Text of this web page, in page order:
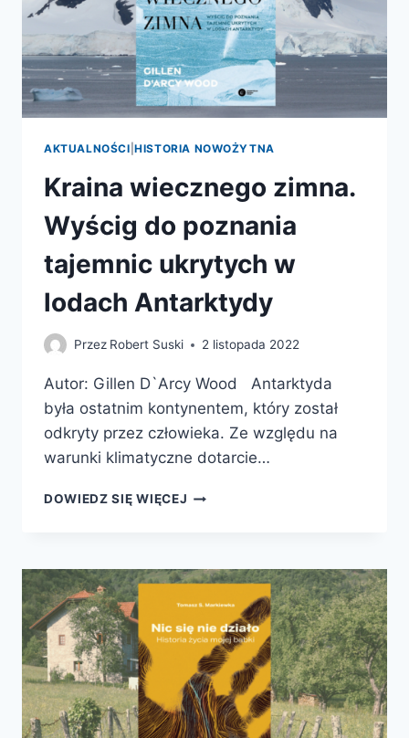
AKTUALNOŚCI |HISTORIA NOWOŻYTNA
Kraina wiecznego zimna.
Wyścig do poznania
tajemnic ukrytych w
lodach Antarktydy
Przez Robert Suski 2 listopada 2022
Autor: Gillen D`Arcy Wood Antarktyda
była ostatnim kontynentem, który został
odkryty przez człowieka. Ze względu na
warunki klimatyczne dotarcie…
DOWIEDZ SIĘ WIĘCEJ KRAINA
DO
TAJEMNIC
UKRYTYCH
W
LODACH
ANTARKTYDY